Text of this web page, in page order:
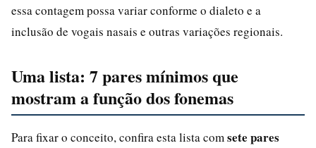
essa contagem possa variar conforme o dialeto e a
inclusão de vogais nasais e outras variações regionais.
Uma lista: 7 pares mínimos que
mostram a função dos fonemas
Para fixar o conceito, confira esta lista com sete pares